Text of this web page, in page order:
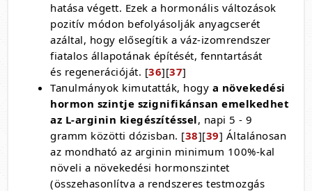
hatása végett. Ezek a hormonális változások
pozitív módon befolyásolják anyagcserét
azáltal, hogy elősegítik a váz-izomrendszer
fiatalos állapotának építését, fenntartását
és regenerációját. [36][37]
Tanulmányok kimutatták, hogy a növekedési
hormon szintje szignifikánsan emelkedhet
az L-arginin kiegészítéssel, napi 5 - 9
gramm közötti dózisban. [38][39] Általánosan
az mondható az arginin minimum 100%-kal
növeli a növekedési hormonszintet
(összehasonlítva a rendszeres testmozgás